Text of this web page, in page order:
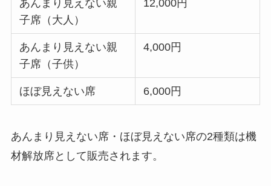
あんまり見えない親
子席（大人）
12,000円
あんまり見えない親
子席（子供）
4,000円
ほぼ見えない席 6,000円
あんまり見えない席・ほぼ見えない席の2種類は機
材解放席として販売されます。